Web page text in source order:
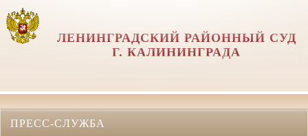
ЛЕНИНГРАДСКИЙ РАЙОННЫЙ СУД
Г. КАЛИНИНГРАДА
ПРЕСС-СЛУЖБА